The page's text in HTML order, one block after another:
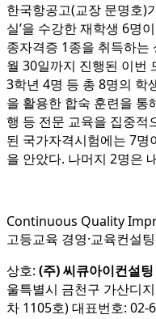
한국항공고(교장 문명호)
실’을 수강한 재학생 6명
종자격증 1종을 취득하는
월 30일까지 진행된 이번
3학년 4명 등 총 8명의 학
을 활용한 합숙 훈련을 통
행 등 전문 교육을 집중적
된 국가자격시험에는 7명
을 안았다. 나머지 2명은
Continuous Quality
고등교육 경영·교육컨설
상호: (주) 씨큐아이컨설팅
울특별시 금천구 가산디
차 1105호) 대표번호: